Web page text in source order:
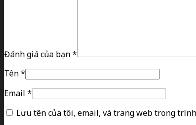
Đánh giá của bạn*
Tên*
Email *
Lưu tên của tôi, email, và trang web trong